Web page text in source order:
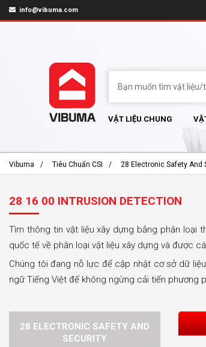
info@vibuma.com
VẬT LIỆU CHUNG
Vibuma Tiêu Chuẩn CSI 28 Electronic Safety And
28 16 00 INTRUSION DETECTION
Tìm thông tin vật liệu xây dựng bằng phân loại
quốc tế về phân loại vật liệu xây dựng và được
Chúng tôi đang nỗ lực để cập nhật cơ sở dữ
ngữ Tiếng Việt để không ngừng cải tiến phương
28 ELECTRONIC SAFETY AND
SECURITY